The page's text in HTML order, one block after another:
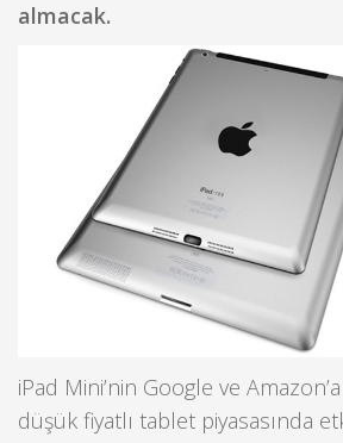
almacak.
iPad Mini’nin Google ve
düşük fiyatlı tablet piyasasında